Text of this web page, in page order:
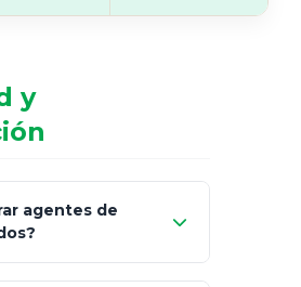
y
agentes de